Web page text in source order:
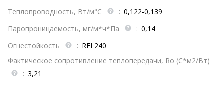
Теплопроводность, Вт/м°С
: 0,122-0,139
Паропроницаемость, мг/м*ч*Па
: 0,14
Огнестойкость
: REI 240
Фактическое сопротивление теплопередачи, Ro (С*м2/Вт)
: 3,21